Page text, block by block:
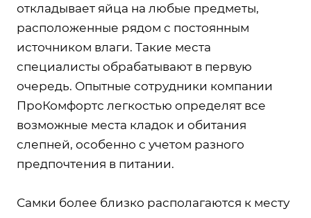
откладывает яйца на любые предметы,
расположенные рядом с постоянным
источником влаги. Такие места
специалисты обрабатывают в первую
очередь. Опытные сотрудники компании
ПроКомфортс легкостью определят все
возможные места кладок и обитания
слепней, особенно с учетом разного
предпочтения в питании.
Самки более близко располагаются к месту